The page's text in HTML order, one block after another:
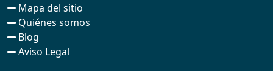
Mapa del sitio
Quiénes somos
Blog
Aviso Legal